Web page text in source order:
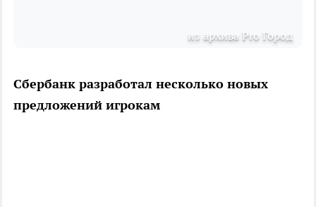
из архива Pro Город
Сбербанк разработал несколько новых
предложений игрокам